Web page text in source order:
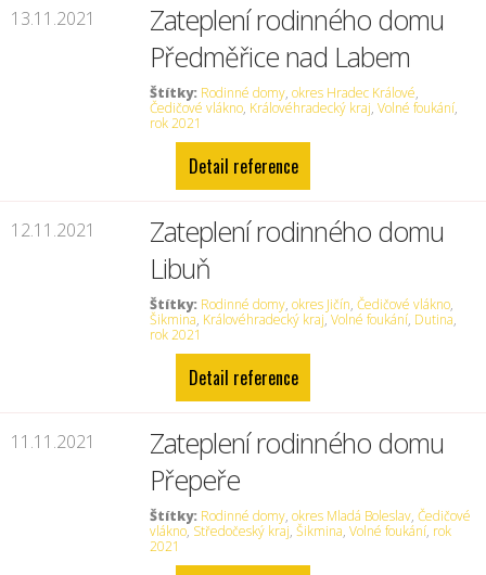
13.11.2021
Zateplení rodinného domu
Předměřice nad Labem
Štítky: Rodinné domy,okres Hradec Králové,
Čedičové vlákno, Královéhradecký kraj,Volné foukání,
rok 2021
Detail reference
12.11.2021
Zateplení rodinného domu
Libuň
Štítky: Rodinné domy,okres Jičín,Čedičové vlákno,
Šikmina, Královéhradecký kraj,Volné foukání, Dutina,
rok 2021
Detail reference
11.11.2021
Zateplení rodinného domu
Přepeře
Štítky: Rodinné domy,okres Mladá Boleslav,Čedičové
vlákno, Středočeský kraj,Šikmina,Volné foukání, rok
2021